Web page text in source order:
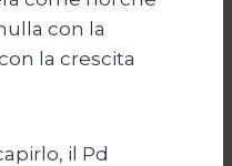
con la
la crescita
il Pd